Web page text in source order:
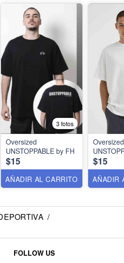
3 fotos
Oversized
UNSTOPPABLE by FH
$15
AÑADIR AL CARRITO
Oversized
$15
AÑADIR
/
FOLLOW US